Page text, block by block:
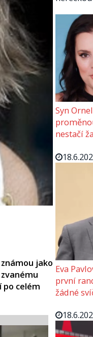
jako
celém
Syn
nestačí
Eva
první
žádné